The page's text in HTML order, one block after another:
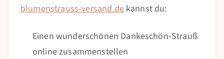
blumenstrauss-versand.dekannst du:
Einen wunderschönen Dankeschön-Strauß
online zusammenstellen